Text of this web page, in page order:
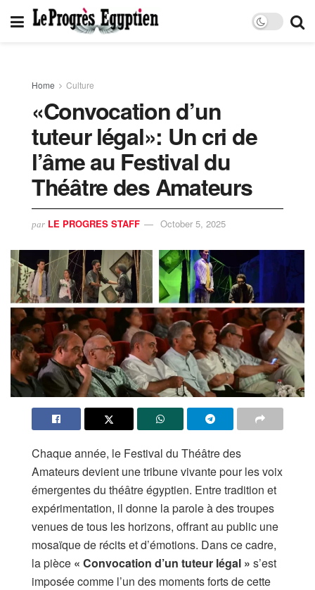
Home Culture
«Convocation d’un
tuteur légal»: Un cri de
l’âme au Festival du
Théâtre des Amateurs
par LE PROGRES STAFF October 5, 2025
Chaque année, le Festival du Théâtre des
Amateurs devient une tribune vivante pour les voix
émergentes du théâtre égyptien. Entre tradition et
expérimentation, il donne la parole à des troupes
venues de tous les horizons, offrant au public une
mosaïque de récits et d’émotions. Dans ce cadre,
la pièce « Convocation d’un tuteur légal » s’est
imposée comme l’un des moments forts de cette